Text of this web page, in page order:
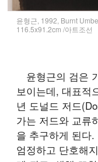
윤형근, 1992, Burnt
116.5x91.2cm /아트조선
윤형근의 검은
보이는데, 대표적
년 도널드 저드
가는 저드와 교류
을 추구하게 된다
엄정하고 단호해